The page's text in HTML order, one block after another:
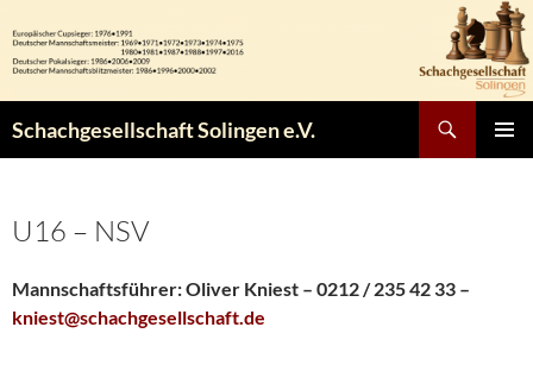
Inhalt
springen
Schachgesellschaft Solingen e.V.
U16 – NSV
Mannschaftsführer:Oliver Kniest – 0212 / 235 42 33 –
kniest@schachgesellschaft.de